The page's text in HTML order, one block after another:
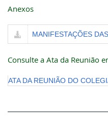
Anexos
MANIFESTAÇÕES
Consulte a Ata da Reunião
ATA DA REUNIÃO DO